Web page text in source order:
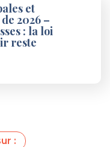
et
2026 –
: la loi
reste
: